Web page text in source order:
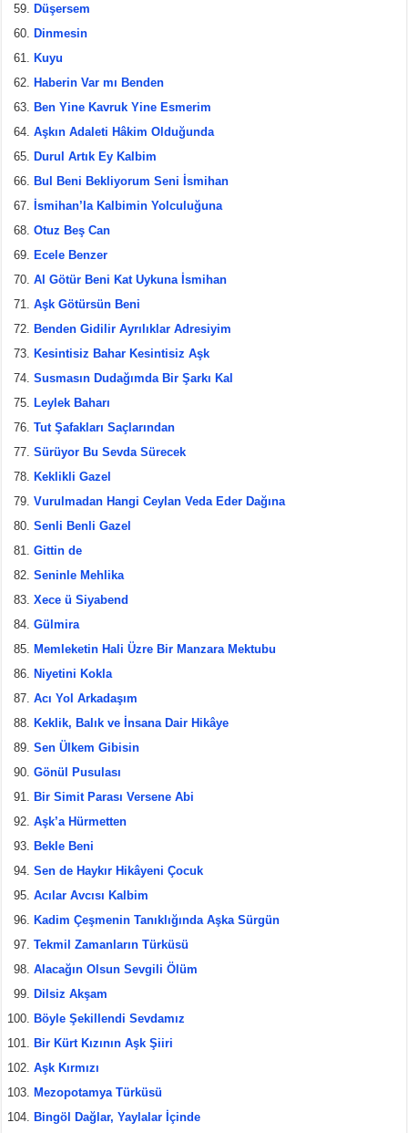
Düşersem
Dinmesin
Kuyu
Haberin Var mı Benden
Ben Yine Kavruk Yine Esmerim
Aşkın Adaleti Hâkim Olduğunda
Durul Artık Ey Kalbim
Bul Beni Bekliyorum Seni İsmihan
İsmihan’la Kalbimin Yolculuğuna
Otuz Beş Can
Ecele Benzer
Al Götür Beni Kat Uykuna İsmihan
Aşk Götürsün Beni
Benden Gidilir Ayrılıklar Adresiyim
Kesintisiz Bahar Kesintisiz Aşk
Susmasın Dudağımda Bir Şarkı Kal
Leylek Baharı
Tut Şafakları Saçlarından
Sürüyor Bu Sevda Sürecek
Keklikli Gazel
Vurulmadan Hangi Ceylan Veda Eder Dağına
Senli Benli Gazel
Gittin de
Seninle Mehlika
Xece ü Siyabend
Gülmira
Memleketin Hali Üzre Bir Manzara Mektubu
Niyetini Kokla
Acı Yol Arkadaşım
Keklik, Balık ve İnsana Dair Hikâye
Sen Ülkem Gibisin
Gönül Pusulası
Bir Simit Parası Versene Abi
Aşk’a Hürmetten
Bekle Beni
Sen de Haykır Hikâyeni Çocuk
Acılar Avcısı Kalbim
Kadim Çeşmenin Tanıklığında Aşka Sürgün
Tekmil Zamanların Türküsü
Alacağın Olsun Sevgili Ölüm
Dilsiz Akşam
Böyle Şekillendi Sevdamız
Bir Kürt Kızının Aşk Şiiri
Aşk Kırmızı
Mezopotamya Türküsü
Bingöl Dağlar, Yaylalar İçinde